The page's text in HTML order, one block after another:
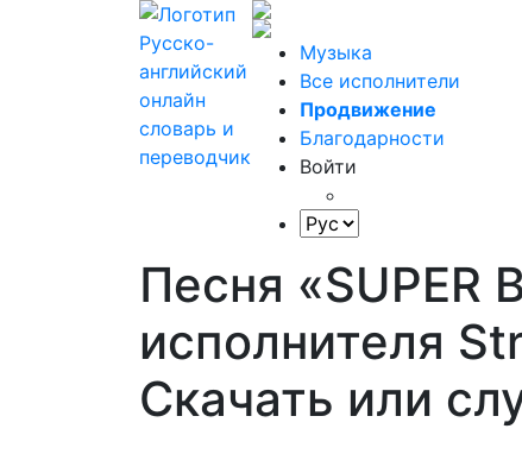
Музыка
Все исполнители
Продвижение
Благодарности
Войти
Песня «SUPER
исполнителя
Скачать или